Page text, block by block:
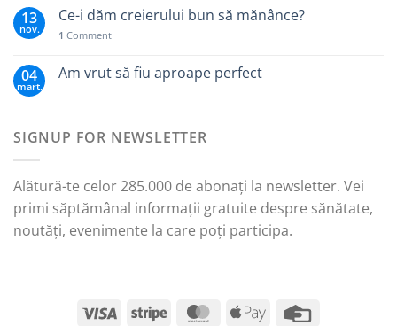
13
nov.
Ce-i dăm creierului bun să mănânce?
1 Comment
04
mart.
Am vrut să fiu aproape perfect
SIGNUP FOR NEWSLETTER
Alătură-te celor 285.000 de abonați la newsletter. Vei
primi săptămânal informații gratuite despre sănătate,
noutăți, evenimente la care poți participa.